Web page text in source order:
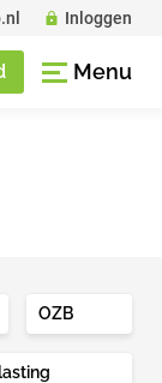
Inloggen
Menu
OZB